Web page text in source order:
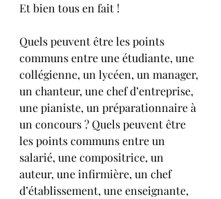
Et bien tous en fait !
Quels peuvent être les points
communs entre une étudiante, une
collégienne, un lycéen, un manager,
un chanteur, une chef d’entreprise,
une pianiste, un préparationnaire à
un concours ? Quels peuvent être
les points communs entre un
salarié, une compositrice, un
auteur, une infirmière, un chef
d’établissement, une enseignante,